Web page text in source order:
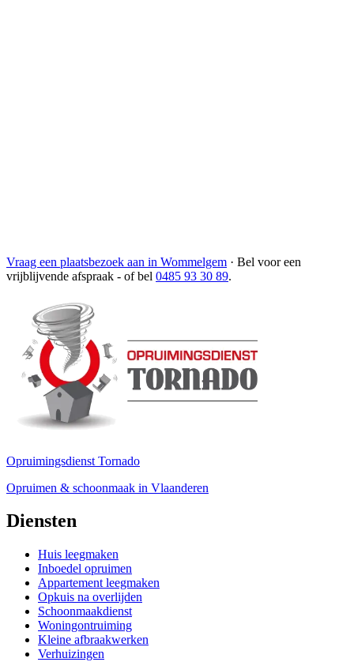
Vraag een plaatsbezoek aan in Wommelgem · Bel voor een
vrijblijvende afspraak - of bel 0485 93 30 89.
Opruimingsdienst Tornado
Opruimen & schoonmaak in Vlaanderen
Diensten
Huis leegmaken
Inboedel opruimen
Appartement leegmaken
Opkuis na overlijden
Schoonmaakdienst
Woningontruiming
Kleine afbraakwerken
Verhuizingen